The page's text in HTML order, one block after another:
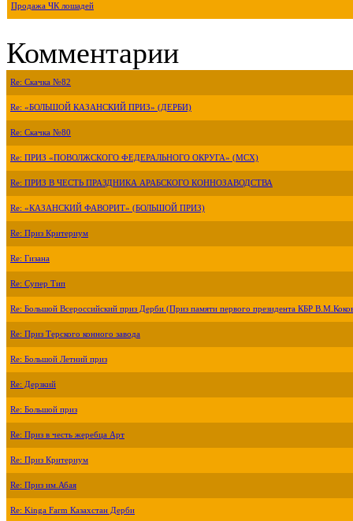
Продажа ЧК лошадей
Комментарии
Re: Скачка №82
Re: «БОЛЬШОЙ КАЗАНСКИЙ ПРИЗ» (ДЕРБИ)
Re: Скачка №80
Re: ПРИЗ «ПОВОЛЖСКОГО ФЕДЕРАЛЬНОГО ОКРУГА» (МСХ)
Re: ПРИЗ В ЧЕСТЬ ПРАЗДНИКА АРАБСКОГО КОННОЗАВОДСТВА
Re: «КАЗАНСКИЙ ФАВОРИТ» (БОЛЬШОЙ ПРИЗ)
Re: Приз Критериум
Re: Гизана
Re: Супер Тип
Re: Большой Всероссийский приз Дерби (Приз памяти первого президента КБР
Re: Приз Терского конного завода
Re: Большой Летний приз
Re: Дерзкий
Re: Большой приз
Re: Приз в честь жеребца Арт
Re: Приз Критериум
Re: Приз им.Абая
Re: Kinga Farm Казахстан Дерби